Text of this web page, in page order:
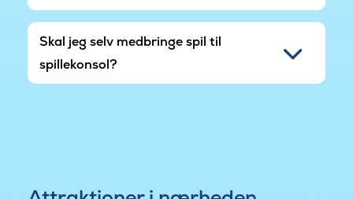
Skal jeg selv medbringe spil til
spillekonsol?